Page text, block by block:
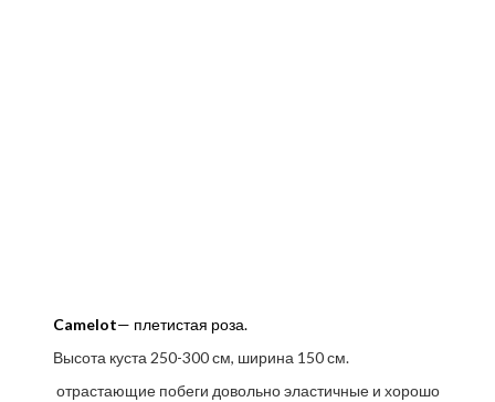
Camelot— плетистая роза.
Высота куста 250-300 см, ширина 150 см.
отрастающие побеги довольно эластичные и хорошо